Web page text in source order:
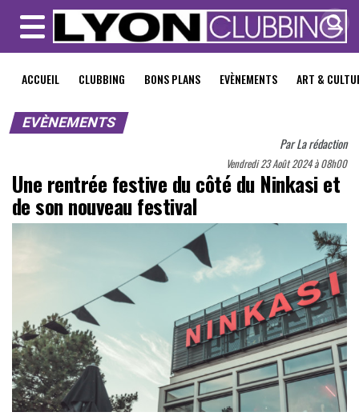
MENU
ACCUEIL CLUBBING BONS PLANS EVÈNEMENTS ART &
EVÈNEMENTS
ParLa rédaction
Vendredi 23 Août 2024 à 08h00
Une rentrée festive du côté du Ninkasi et
de son nouveau festival